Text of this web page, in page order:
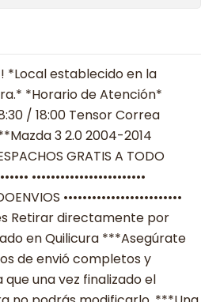
*Local establecido en la
*Horario de Atención*
/ 18:00 Tensor Correa
3 2.0 2004-2014
DESPACHOS GRATIS A TODO
••••••••••••••••••••••••
•••••••••••••••••••••••••
Retirar directamente por
en Quilicura ***Asegúrate
de envió completos y
una vez finalizado el